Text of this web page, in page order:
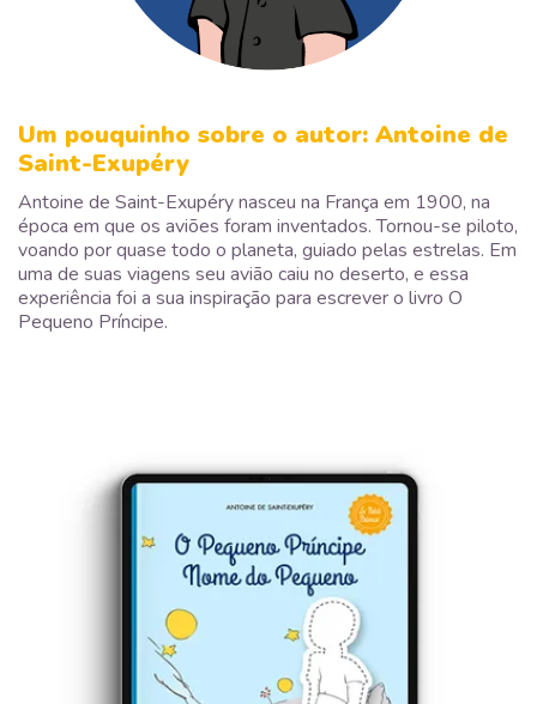
Um pouquinho sobre o autor: Antoine de
Saint-Exupéry
Antoine de Saint-Exupéry nasceu na França em 1900, na
época em que os aviões foram inventados. Tornou-se piloto,
voando por quase todo o planeta, guiado pelas estrelas. Em
uma de suas viagens seu avião caiu no deserto, e essa
experiência foi a sua inspiração para escrever o livro O
Pequeno Príncipe.